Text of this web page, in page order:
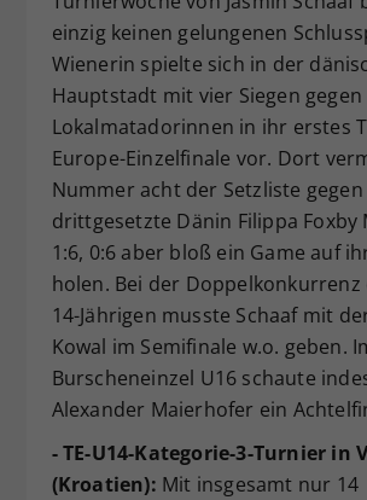
einzig keinen gelungenen
Wienerin spielte sich in der
Hauptstadt mit vier Siegen gegen
Lokalmatadorinnen in ihr erstes
Europe-Einzelfinale vor. Dort
Nummer acht der Setzliste gegen
drittgesetzte Dänin Filippa Foxby
1:6, 0:6 aber bloß ein Game auf
holen. Bei der
14-Jährigen musste Schaaf mit
Kowal im Semifinale w.o. geben.
Burscheneinzel U16 schaute
Alexander Maierhofer ein
- TE-U14-Kategorie-3-Turnier in
(Kroatien): Mit insgesamt nur 14